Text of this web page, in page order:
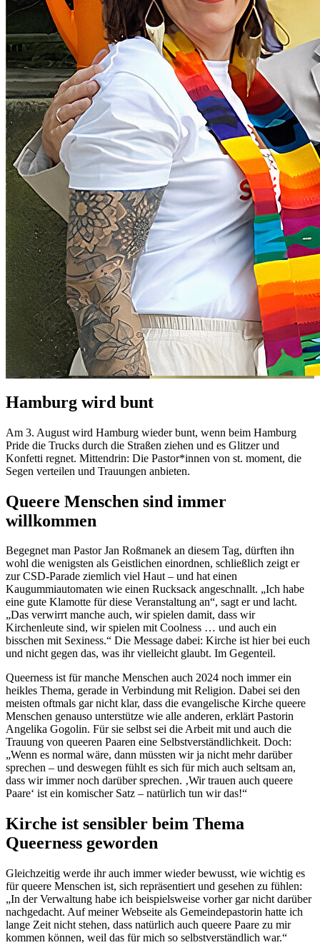
Hamburg wird bunt
Am 3. August wird Hamburg wieder bunt, wenn beim Hamburg
Pride die Trucks durch die Straßen ziehen und es Glitzer und
Konfetti regnet. Mittendrin: Die Pastor*innen von st. moment, die
Segen verteilen und Trauungen anbieten.
Queere Menschen sind immer
willkommen
Begegnet man Pastor Jan Roßmanek an diesem Tag, dürften ihn
wohl die wenigsten als Geistlichen einordnen, schließlich zeigt er
zur CSD-Parade ziemlich viel Haut – und hat einen
Kaugummiautomaten wie einen Rucksack angeschnallt. „Ich habe
eine gute Klamotte für diese Veranstaltung an“, sagt er und lacht.
„Das verwirrt manche auch, wir spielen damit, dass wir
Kirchenleute sind, wir spielen mit Coolness … und auch ein
bisschen mit Sexiness.“ Die Message dabei: Kirche ist hier bei euch
und nicht gegen das, was ihr vielleicht glaubt. Im Gegenteil.
Queerness ist für manche Menschen auch 2024 noch immer ein
heikles Thema, gerade in Verbindung mit Religion. Dabei sei den
meisten oftmals gar nicht klar, dass die evangelische Kirche queere
Menschen genauso unterstütze wie alle anderen, erklärt Pastorin
Angelika Gogolin. Für sie selbst sei die Arbeit mit und auch die
Trauung von queeren Paaren eine Selbstverständlichkeit. Doch:
„Wenn es normal wäre, dann müssten wir ja nicht mehr darüber
sprechen – und deswegen fühlt es sich für mich auch seltsam an,
dass wir immer noch darüber sprechen. ‚Wir trauen auch queere
Paare‘ ist ein komischer Satz – natürlich tun wir das!“
Kirche ist sensibler beim Thema
Queerness geworden
Gleichzeitig werde ihr auch immer wieder bewusst, wie wichtig es
für queere Menschen ist, sich repräsentiert und gesehen zu fühlen:
„In der Verwaltung habe ich beispielsweise vorher gar nicht darüber
nachgedacht. Auf meiner Webseite als Gemeindepastorin hatte ich
lange Zeit nicht stehen, dass natürlich auch queere Paare zu mir
kommen können, weil das für mich so selbstverständlich war.“